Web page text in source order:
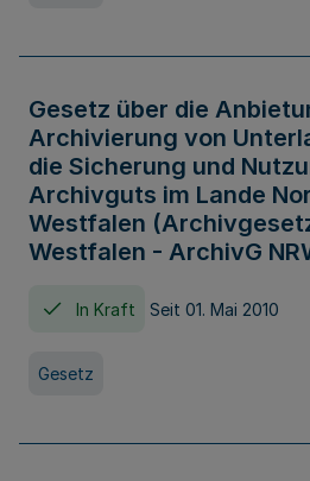
Gesetz über die
Archivierung von
die Sicherung und
Archivguts im Lande
Westfalen
Westfalen - ArchivG
In Kraft Seit 01. Mai 2010
Gesetz